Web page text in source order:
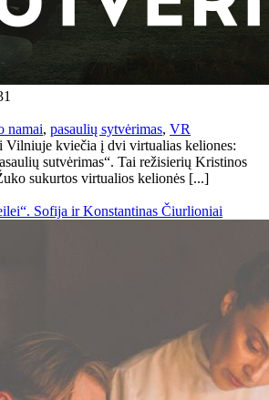
namai, pasaulių sytvėrimas, VR
kviečia į dvi virtualias keliones:
sutvėrimas“. Tai režisierių Kristinos
sukurtos virtualios kelionės [...]
Sofija ir Konstantinas Čiurlioniai